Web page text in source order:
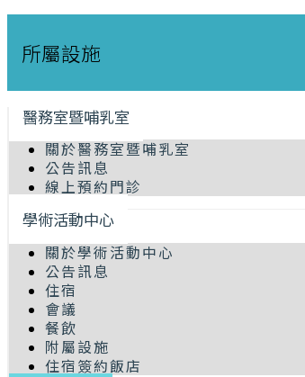
所屬設施
醫務室暨哺乳室
關於醫務室暨哺乳室
公告訊息
線上預約門診
學術活動中心
關於學術活動中心
公告訊息
住宿
會議
餐飲
附屬設施
住宿簽約飯店